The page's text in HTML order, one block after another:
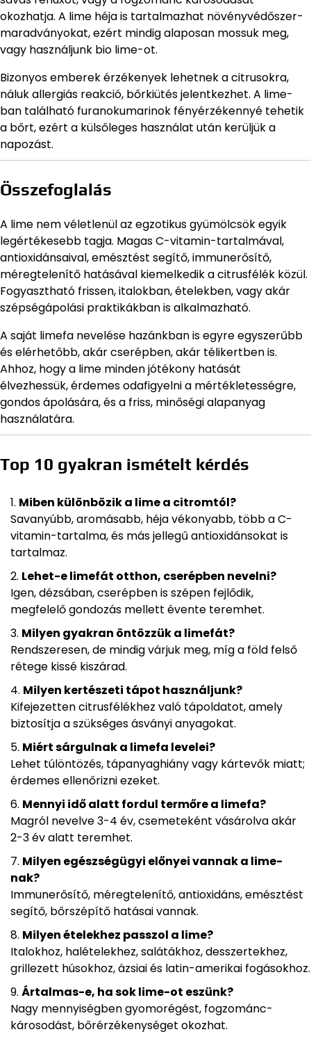
okozhatja. A lime héja is tartalmazhat növényvédőszer-
maradványokat, ezért mindig alaposan mossuk meg,
vagy használjunk bio lime-ot.
Bizonyos emberek érzékenyek lehetnek a citrusokra,
náluk allergiás reakció, bőrkiütés jelentkezhet. A lime-
ban található furanokumarinok fényérzékennyé tehetik
a bőrt, ezért a külsőleges használat után kerüljük a
napozást.
Összefoglalás
A lime nem véletlenül az egzotikus gyümölcsök egyik
legértékesebb tagja. Magas C-vitamin-tartalmával,
antioxidánsaival, emésztést segítő, immunerősítő,
méregtelenítő hatásával kiemelkedik a citrusfélék közül.
Fogyasztható frissen, italokban, ételekben, vagy akár
szépségápolási praktikákban is alkalmazható.
A saját limefa nevelése hazánkban is egyre egyszerűbb
és elérhetőbb, akár cserépben, akár télikertben is.
Ahhoz, hogy a lime minden jótékony hatását
élvezhessük, érdemes odafigyelni a mértékletességre,
gondos ápolására, és a friss, minőségi alapanyag
használatára.
Top 10 gyakran ismételt kérdés
Miben különbözik a lime a citromtól?
Savanyúbb, aromásabb, héja vékonyabb, több a C-
vitamin-tartalma, és más jellegű antioxidánsokat is
tartalmaz.
Lehet-e limefát otthon, cserépben nevelni?
Igen, dézsában, cserépben is szépen fejlődik,
megfelelő gondozás mellett évente teremhet.
Milyen gyakran öntözzük a limefát?
Rendszeresen, de mindig várjuk meg, míg a föld felső
rétege kissé kiszárad.
Milyen kertészeti tápot használjunk?
Kifejezetten citrusfélékhez való tápoldatot, amely
biztosítja a szükséges ásványi anyagokat.
Miért sárgulnak a limefa levelei?
Lehet túlöntözés, tápanyaghiány vagy kártevők miatt;
érdemes ellenőrizni ezeket.
Mennyi idő alatt fordul termőre a limefa?
Magról nevelve 3-4 év, csemeteként vásárolva akár
2-3 év alatt teremhet.
Milyen egészségügyi előnyei vannak a lime-
nak?
Immunerősítő, méregtelenítő, antioxidáns, emésztést
segítő, bőrszépítő hatásai vannak.
Milyen ételekhez passzol a lime?
Italokhoz, halételekhez, salátákhoz, desszertekhez,
grillezett húsokhoz, ázsiai és latin-amerikai fogásokhoz.
Ártalmas-e, ha sok lime-ot eszünk?
Nagy mennyiségben gyomorégést, fogzománc-
károsodást, bőrérzékenységet okozhat.